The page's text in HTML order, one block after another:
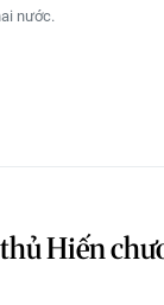
nước.
Hiến